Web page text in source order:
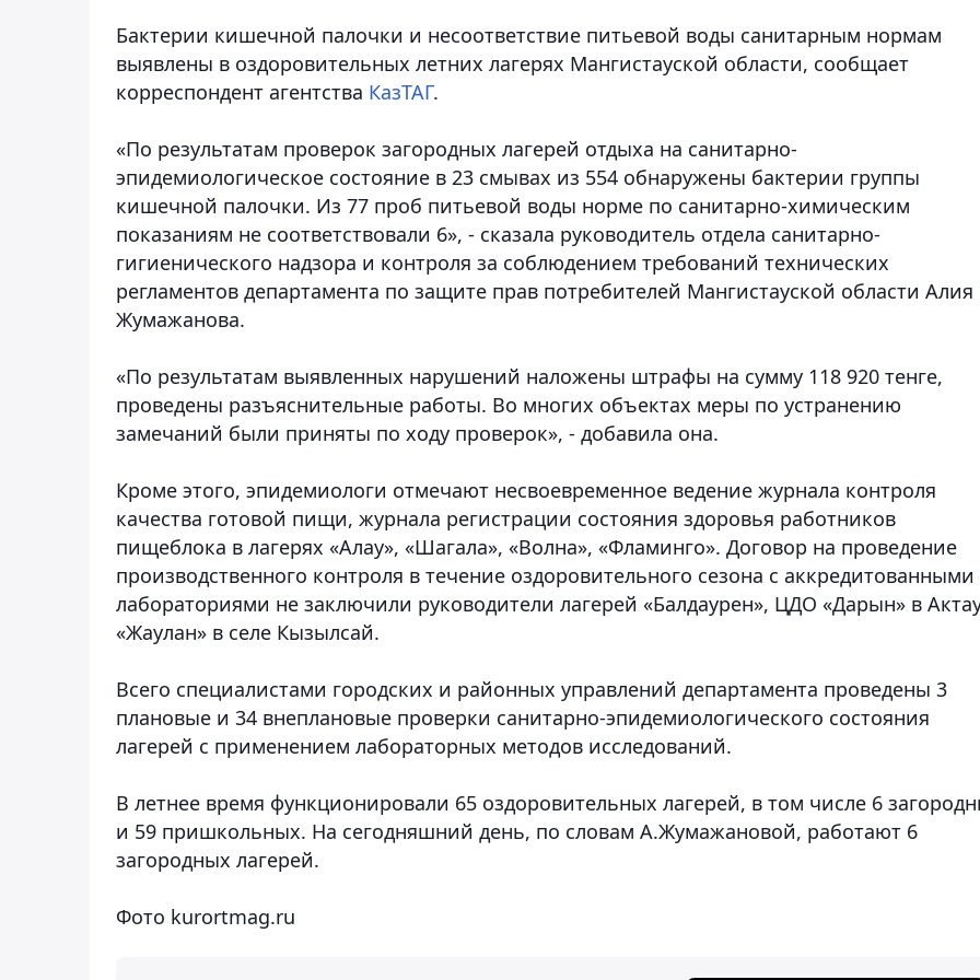
Бактерии кишечной палочки и несоответствие питьевой воды санитарным нормам
выявлены в оздоровительных летних лагерях Мангистауской области, сообщает
корреспондент агентства КазТАГ.
«По результатам проверок загородных лагерей отдыха на санитарно-
эпидемиологическое состояние в 23 смывах из 554 обнаружены бактерии группы
кишечной палочки. Из 77 проб питьевой воды норме по санитарно-химическим
показаниям не соответствовали 6», - сказала руководитель отдела санитарно-
гигиенического надзора и контроля за соблюдением требований технических
регламентов департамента по защите прав потребителей Мангистауской области Алия
Жумажанова.
«По результатам выявленных нарушений наложены штрафы на сумму 118 920 тенге,
проведены разъяснительные работы. Во многих объектах меры по устранению
замечаний были приняты по ходу проверок», - добавила она.
Кроме этого, эпидемиологи отмечают несвоевременное ведение журнала контроля
качества готовой пищи, журнала регистрации состояния здоровья работников
пищеблока в лагерях «Алау», «Шагала», «Волна», «Фламинго». Договор на проведение
производственного контроля в течение оздоровительного сезона с аккредитованными
лабораториями не заключили руководители лагерей «Балдаурен», ЦДО «Дарын» в
«Жаулан» в селе Кызылсай.
Всего специалистами городских и районных управлений департамента проведены 3
плановые и 34 внеплановые проверки санитарно-эпидемиологического состояния
лагерей с применением лабораторных методов исследований.
В летнее время функционировали 65 оздоровительных лагерей, в том числе 6
и 59 пришкольных. На сегодняшний день, по словам А.Жумажановой, работают 6
загородных лагерей.
Фото kurortmag.ru